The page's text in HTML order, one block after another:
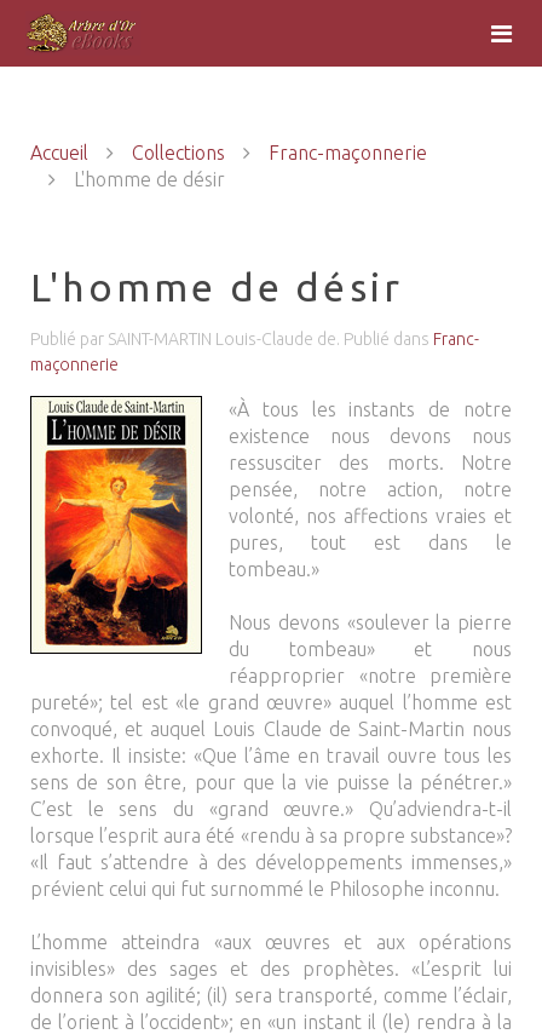
Accueil Collections
Franc-maçonnerie
L'homme de désir
L'homme de désir
Publié par SAINT-MARTIN Louis-Claude de. Publié dans Franc-
maçonnerie
«À tous les instants de notre
existence nous devons nous
ressusciter des morts. Notre
pensée, notre action, notre
volonté, nos affections vraies et
pures, tout est dans le
tombeau.»
Nous devons «soulever la pierre
du tombeau» et nous
réapproprier «notre première
pureté»; tel est «le grand œuvre» auquel l’homme est
convoqué, et auquel Louis Claude de Saint-Martin nous
exhorte. Il insiste: «Que l’âme en travail ouvre tous les
sens de son être, pour que la vie puisse la pénétrer.»
C’est le sens du «grand œuvre.» Qu’adviendra-t-il
lorsque l’esprit aura été «rendu à sa propre substance»?
«Il faut s’attendre à des développements immenses,»
prévient celui qui fut surnommé le Philosophe inconnu.
L’homme atteindra «aux œuvres et aux opérations
invisibles» des sages et des prophètes. «L’esprit lui
donnera son agilité; (il) sera transporté, comme l’éclair,
de l’orient à l’occident»; en «un instant il (le) rendra à la